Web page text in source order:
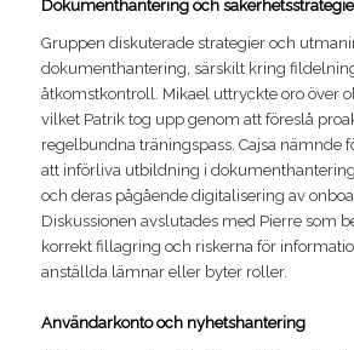
Dokumenthantering och
Gruppen diskuterade strategier och
dokumenthantering, särskilt kring
åtkomstkontroll. Mikael uttryckte oro över
vilket Patrik tog upp genom att föreslå
regelbundna träningspass. Cajsa nämnde
att införliva utbildning i
och deras pågående digitalisering av
Diskussionen avslutades med Pierre som
korrekt fillagring och riskerna för
anställda lämnar eller byter roller.
Användarkonto och nyhetshantering